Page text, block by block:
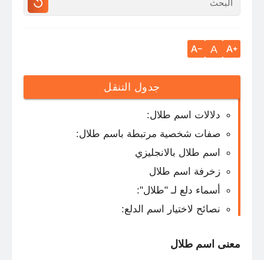
A
جدول التنقل
دلالات اسم طلال:
صفات شخصية مرتبطة باسم طلال:
اسم طلال بالانجليزي
زخرفة اسم طلال
أسماء دلع لـ "طلال":
نصائح لاختيار اسم الدلع:
معنى اسم طلال